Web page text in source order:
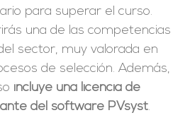
para superar el curso.
una de las competencias
sector, muy valorada en
de selección. Además,
incluye una licencia de
del software PVsyst.